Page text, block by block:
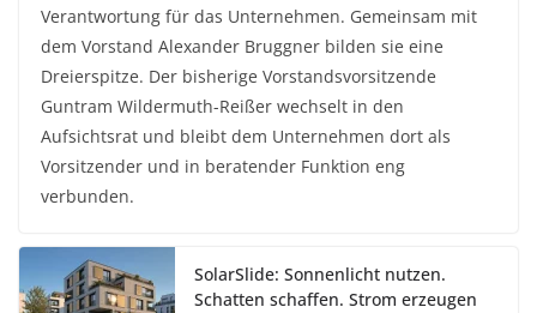
Verantwortung für das Unternehmen. Gemeinsam mit
dem Vorstand Alexander Bruggner bilden sie eine
Dreierspitze. Der bisherige Vorstandsvorsitzende
Guntram Wildermuth-Reißer wechselt in den
Aufsichtsrat und bleibt dem Unternehmen dort als
Vorsitzender und in beratender Funktion eng
verbunden.
SolarSlide: Sonnenlicht nutzen.
Schatten schaffen. Strom erzeugen